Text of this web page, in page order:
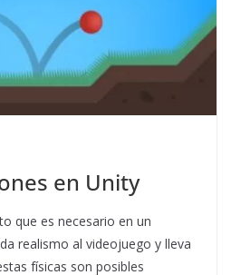
en Unity
que es necesario en un
realismo al videojuego y lleva
físicas son posibles